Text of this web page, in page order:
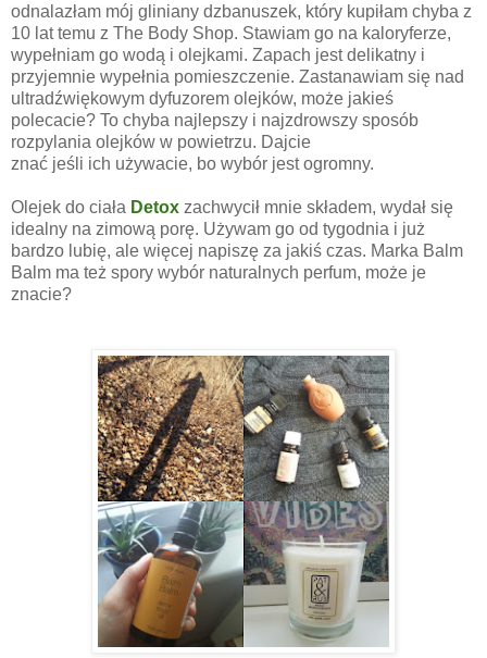
odnalazłam mój gliniany dzbanuszek, który kupiłam chyba z
10 lat temu z The Body Shop. Stawiam go na kaloryferze,
wypełniam go wodą i olejkami. Zapach jest delikatny i
przyjemnie wypełnia pomieszczenie. Zastanawiam się nad
ultradźwiękowym dyfuzorem olejków, może jakieś
polecacie? To chyba najlepszy i najzdrowszy sposób
rozpylania olejków w powietrzu. Dajcie
znać jeśli ich używacie, bo wybór jest ogromny.
Olejek do ciała Detox zachwycił mnie składem, wydał się
idealny na zimową porę. Używam go od tygodnia i już
bardzo lubię, ale więcej napiszę za jakiś czas. Marka Balm
Balm ma też spory wybór naturalnych perfum, może je
znacie?